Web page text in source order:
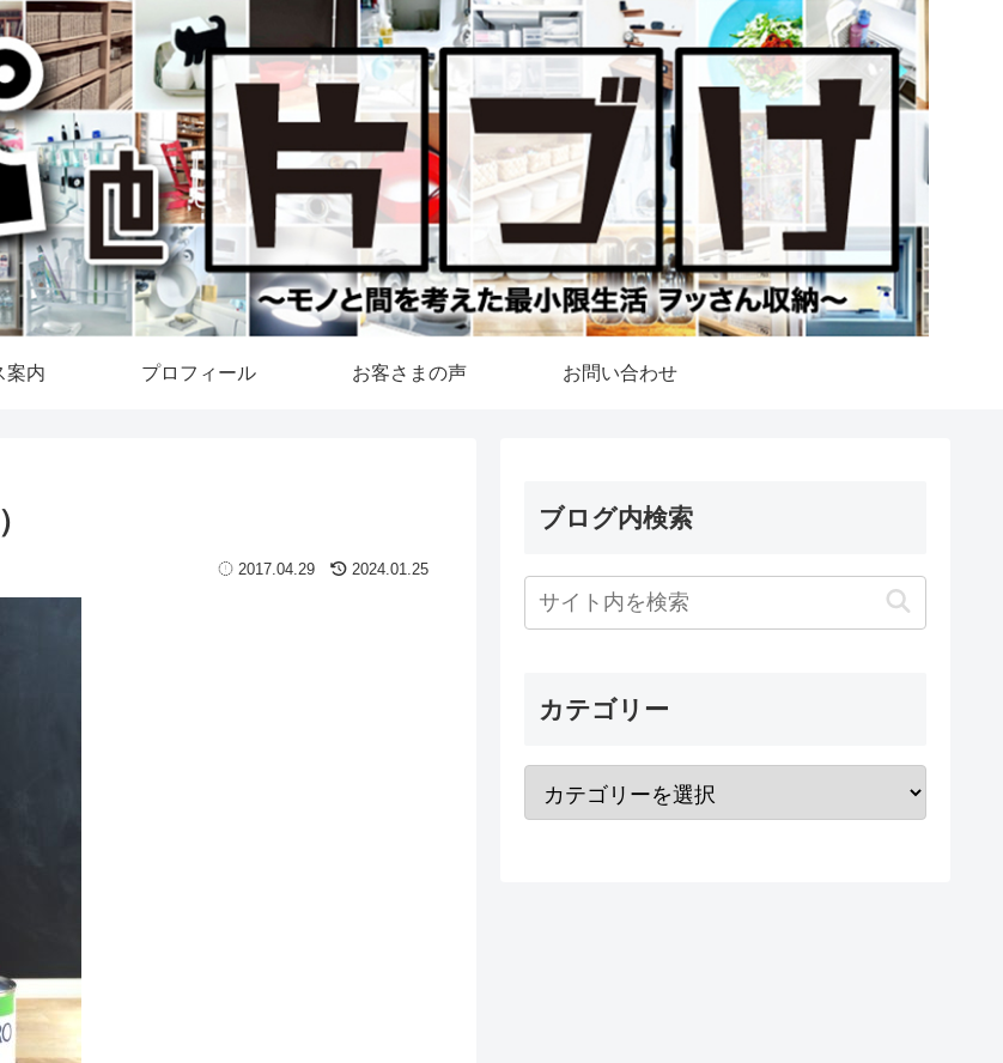
案内 プロフィール お客さまの声 お問い合わせ
2017.04.29 2024.01.25
ブログ内検索
カテゴリー